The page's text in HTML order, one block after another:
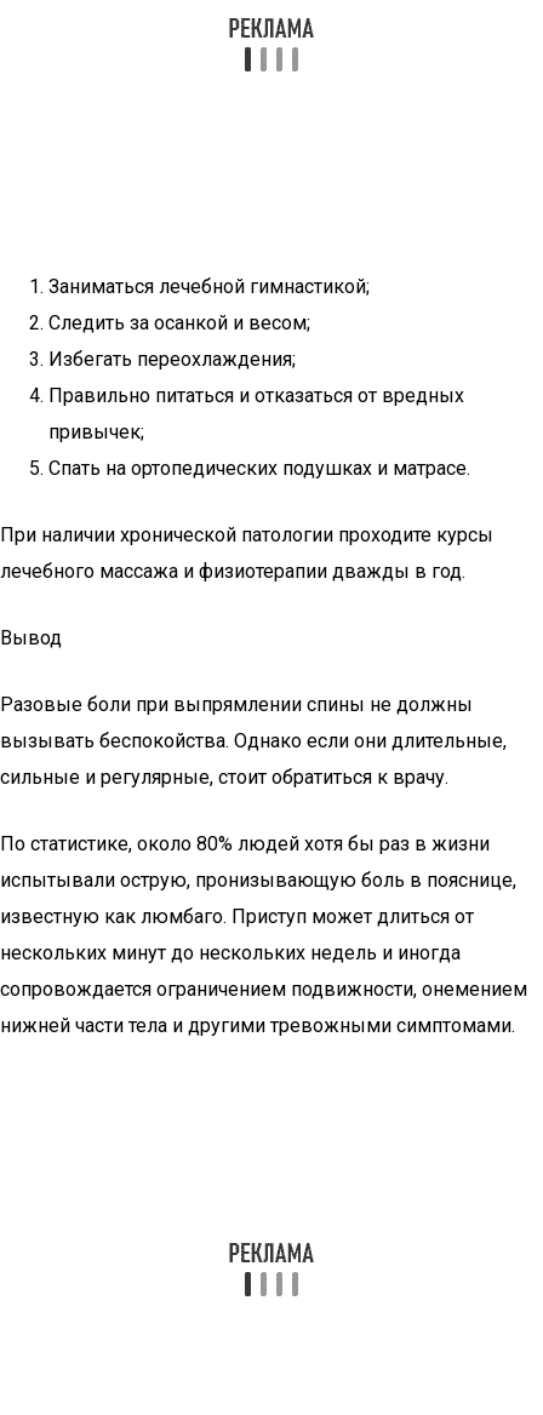
Заниматься лечебной гимнастикой;
Следить за осанкой и весом;
Избегать переохлаждения;
Правильно питаться и отказаться от вредных
привычек;
Спать на ортопедических подушках и матрасе.
При наличии хронической патологии проходите курсы
лечебного массажа и физиотерапии дважды в год.
Вывод
Разовые боли при выпрямлении спины не должны
вызывать беспокойства. Однако если они длительные,
сильные и регулярные, стоит обратиться к врачу.
По статистике, около 80% людей хотя бы раз в жизни
испытывали острую, пронизывающую боль в пояснице,
известную как люмбаго. Приступ может длиться от
нескольких минут до нескольких недель и иногда
сопровождается ограничением подвижности, онемением
нижней части тела и другими тревожными симптомами.